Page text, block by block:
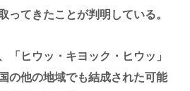
ってきたことが判明している。
ヒウッ・キヨック・ヒウッ」
の他の地域でも結成された可能